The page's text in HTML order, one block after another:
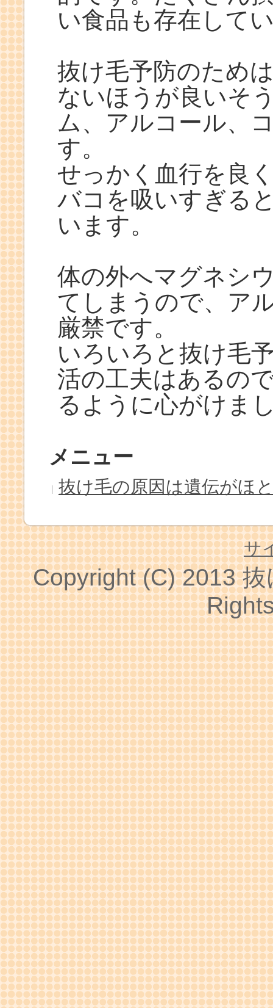
い食品も存在して
抜け毛予防のため
ないほうが良いそ
ム、アルコール、
す。
せっかく血行を良
バコを吸いすぎる
います。
体の外へマグネシ
てしまうので、ア
厳禁です。
いろいろと抜け毛
活の工夫はあるの
るように心がけま
メニュー
抜け毛の原因は遺伝がほ
サ
Copyright (C) 2013抜